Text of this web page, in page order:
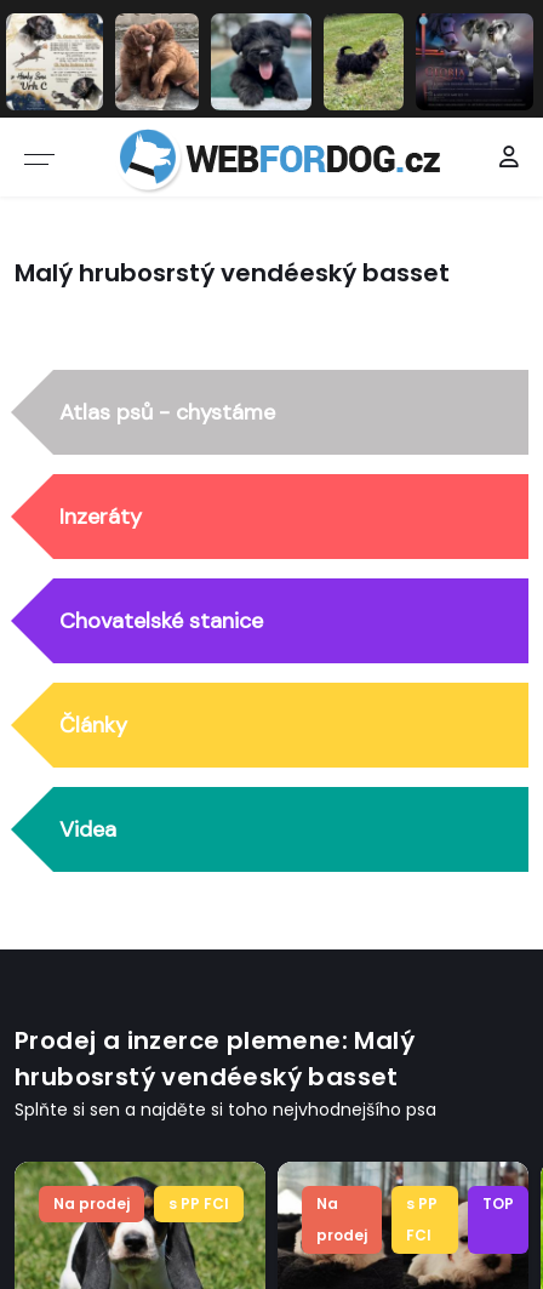
Malý hrubosrstý vendéeský basset
Atlas psů - chystáme
Inzeráty
Chovatelské stanice
Články
Videa
Prodej a inzerce plemene: Malý
hrubosrstý vendéeský basset
Splňte si sen a najděte si toho nejvhodnejšího psa
Na prodej s PP FCI
Na
prodej
s PP
FCI
TOP